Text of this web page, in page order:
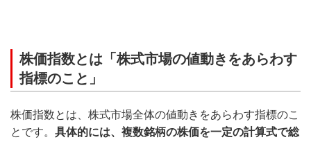
株価指数とは「株式市場の値動きをあらわす
指標のこと」
株価指数とは、株式市場全体の値動きをあらわす指標のこ
とです。 具体的には、複数銘柄の株価を一定の計算式で総